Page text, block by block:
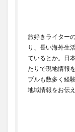
旅好きライター
り、長い海外生
ているとか。日
たりで現地情報
ブルも数多く経
地域情報をお伝